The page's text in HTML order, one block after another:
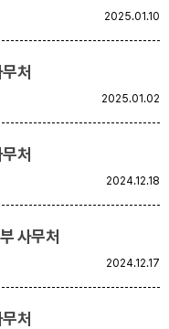
2025.01.10
처
2025.01.02
처
2024.12.18
사무처
2024.12.17
처